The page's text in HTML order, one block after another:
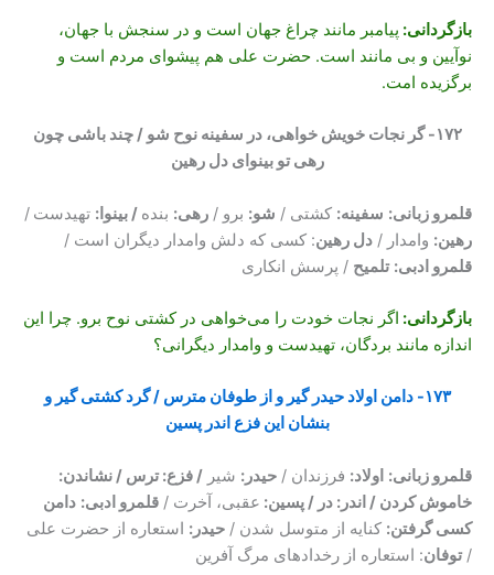
بازگردانی: پیامبر مانند چراغ جهان است و در سنجش با جهان،
نوآیین و بی مانند است. حضرت علی هم پیشوای مردم است و
برگزیده امت.
۱۷۲- گر نجات خویش خواهی، در سفینه نوح شو / چند باشی چون
رهی تو بینوای دل رهین
قلمرو زبانی: سفینه: کشتی / شو: برو / رهی: بنده / بینوا : تهیدست /
رهین: وامدار / دل رهین: کسی که دلش وامدار دیگران است /
قلمرو ادبی: تلمیح / پرسش انکاری
بازگردانی: اگر نجات خودت را می‌خواهی در کشتی نوح برو. چرا این
اندازه مانند بردگان، تهیدست و وامدار دیگرانی؟
۱۷۳- دامن اولاد حیدر گیر و از طوفان مترس / گرد کشتی گیر و
بنشان این فزع اندر پسین
قلمرو زبانی: اولاد: فرزندان / حیدر : شیر / فزع: ترس / نشاندن:
خاموش کردن / اندر: در / پسین: عقبی، آخرت / قلمرو ادبی: دامن
کسی گرفتن: کنایه از متوسل شدن / حیدر : استعاره از حضرت علی
/توفان: استعاره از رخدادهای مرگ آفرین